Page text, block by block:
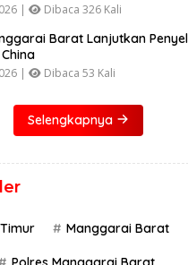
| Dibaca 326 Kali
Barat Lanjutkan
| Dibaca 53 Kali
Selengkapnya
Manggarai Barat